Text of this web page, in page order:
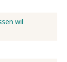
wil